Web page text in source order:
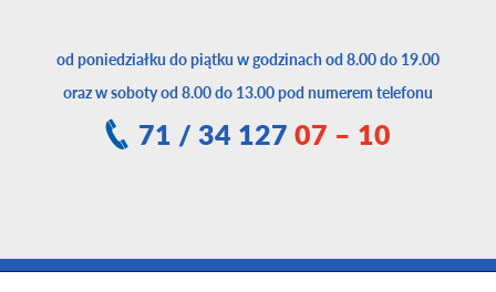
od poniedziałku do piątku w godzinach od 8.00 do 19.00
oraz w soboty od 8.00 do 13.00 pod numerem telefonu
71 / 34 12707 – 10